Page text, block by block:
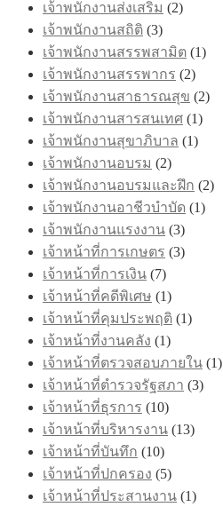
เจ้าพนักงานส่งเสริม (2)
เจ้าพนักงานสถิติ (3)
เจ้าพนักงานสรรพสามิต (1)
เจ้าพนักงานสรรพากร (2)
เจ้าพนักงานสาธารณสุข (2)
เจ้าพนักงานสารสนเทศ (1)
เจ้าพนักงานสุขาภิบาล (1)
เจ้าพนักงานอบรม (2)
เจ้าพนักงานอบรมและฝึก (2)
เจ้าพนักงานอาชีวบำบัด (1)
เจ้าพนักงานแรงงาน (3)
เจ้าหน้าที่การเกษตร (3)
เจ้าหน้าที่การเงิน (7)
เจ้าหน้าที่คดีพิเศษ (1)
เจ้าหน้าที่คุมประพฤติ (1)
เจ้าหน้าที่งานคลัง (1)
เจ้าหน้าที่ตรวจสอบภายใน (1)
เจ้าหน้าที่ตำรวจรัฐสภา (3)
เจ้าหน้าที่ธุรการ (10)
เจ้าหน้าที่บริหารงาน (13)
เจ้าหน้าที่บันทึก (10)
เจ้าหน้าที่ปกครอง (5)
เจ้าหน้าที่ประสานงาน (1)